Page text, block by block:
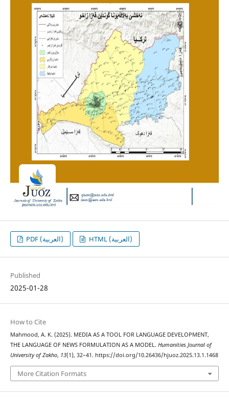
PDF (العربية) HTML (العربية)
Published
2025-01-28
How to Cite
Mahmood, A. K. (2025). MEDIA AS A TOOL FOR LANGUAGE DEVELOPMENT,
THE LANGUAGE OF NEWS FORMULATION AS A MODEL. Humanities Journal of
University of Zakho, 13(1), 32–41. https://doi.org/10.26436/hjuoz.2025.13.1.1468
More Citation Formats